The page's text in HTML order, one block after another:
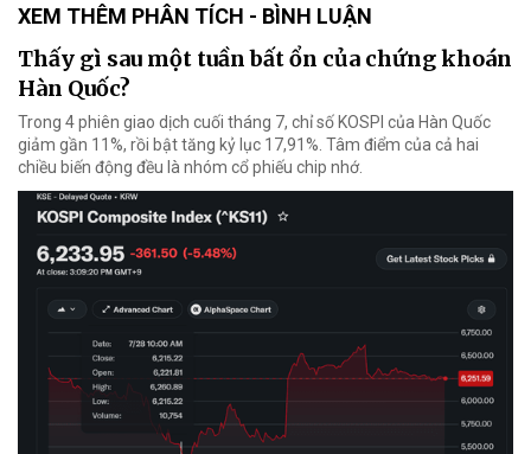
XEM THÊM PHÂN TÍCH - BÌNH LUẬN
Thấy gì sau một tuần bất ổn của chứng khoán
Hàn Quốc?
Trong 4 phiên giao dịch cuối tháng 7, chỉ số KOSPI của Hàn Quốc
giảm gần 11%, rồi bật tăng kỷ lục 17,91%. Tâm điểm của cả hai
chiều biến động đều là nhóm cổ phiếu chip nhớ.